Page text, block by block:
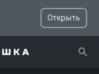
Открыть